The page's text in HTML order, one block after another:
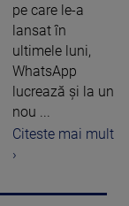
pe care le-a
lansat în
ultimele luni,
WhatsApp
lucrează şi la un
nou ...
Citeste mai mult
›